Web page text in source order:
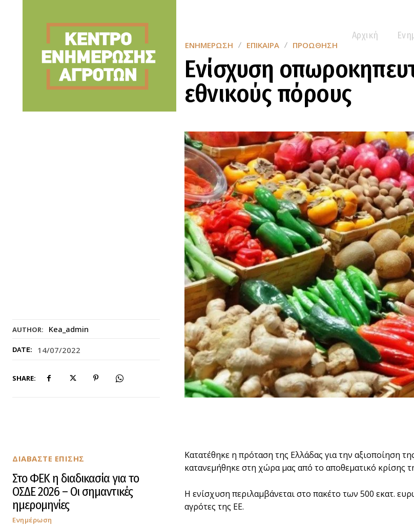
Αρχική
AUTHOR: Kea_admin
DATE: 14/07/2022
SHARE:
ΕΝΗΜΈΡΩΣΗ ΕΠΊΚΑΙΡΑ ΠΡΟΏΘΗΣΗ
Ενίσχυση
εθνικούς πόρους
ΔΙΑΒΑΣΤΕ ΕΠΙΣΗΣ
Στο ΦΕΚ η διαδικασία για το
ΟΣΔΕ 2026 – Οι σημαντικές
ημερομηνίες
Ενημέρωση
Κατατέθηκε η πρόταση της Ελλάδας για την αξιοποίηση
κατανεμήθηκε στη χώρα μας από το αποθεματικό κρίσης
Η ενίσχυση περιλαμβάνεται στο πακέτο των 500 εκατ.
αγρότες της ΕΕ.